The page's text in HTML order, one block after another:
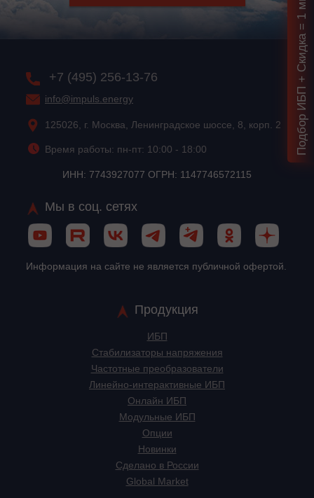
+7 (495) 256-13-76
info@impuls.energy
125026, г. Москва, Ленинградское шоссе, 8, корп. 2
Время работы: пн-пт: 10:00 - 18:00
ИНН: 7743927077 ОГРН: 1147746572115
Мы в соц. сетях
Информация на сайте не является публичной офертой.
Продукция
ИБП
Стабилизаторы напряжения
Частотные преобразователи
Линейно-интерактивные ИБП
Онлайн ИБП
Модульные ИБП
Опции
Новинки
Сделано в России
Global Market
Подбор ИБП + Скидка = 1 мин!